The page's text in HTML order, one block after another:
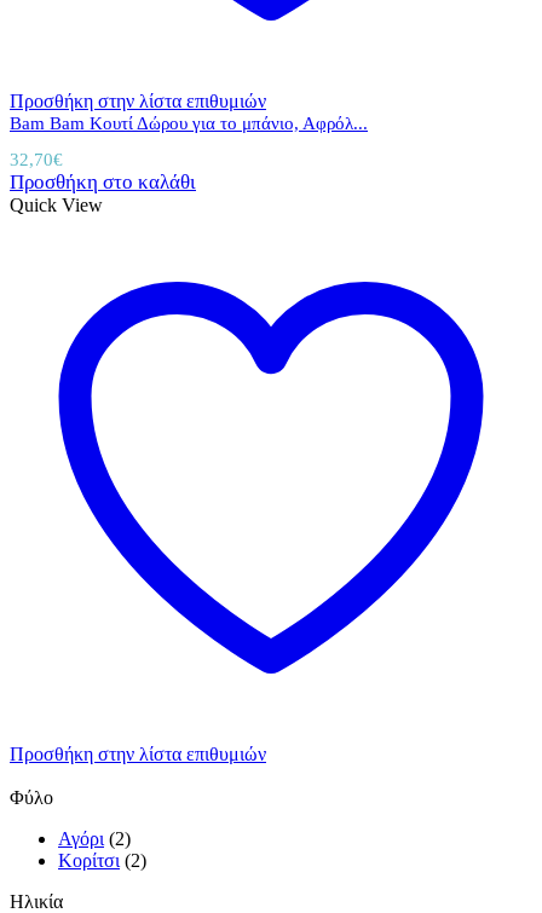
Προσθήκη στην λίστα επιθυμιών
Bam Bam Κουτί Δώρου για το μπάνιο, Αφρόλ...
32,70€
Προσθήκη στο καλάθι
Quick View
Προσθήκη στην λίστα επιθυμιών
Φύλο
Αγόρι (2)
Κορίτσι (2)
Ηλικία